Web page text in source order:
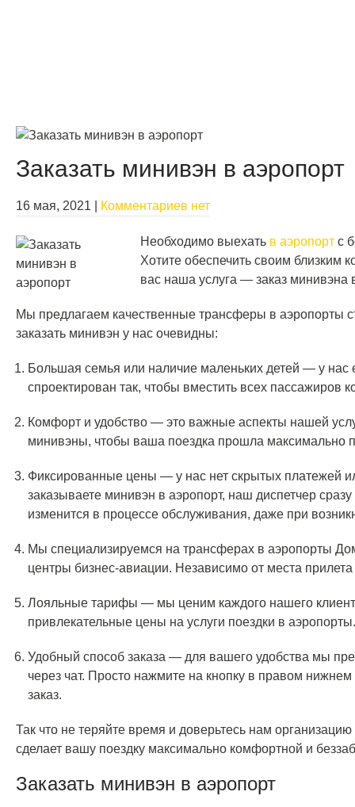
Заказать минивэн в аэропорт
16 мая, 2021 Комментариев нет
Необходимо выехать в аэропорт с
Хотите обеспечить своим близким
вас наша услуга — заказ минивэна
Мы предлагаем качественные трансферы в аэропорты
заказать минивэн у нас очевидны:
Большая семья или наличие маленьких детей — у
спроектирован так, чтобы вместить всех пассажиров
Комфорт и удобство — это важные аспекты нашей
минивэны, чтобы ваша поездка прошла максимально
Фиксированные цены — у нас нет скрытых платежей
заказываете минивэн в аэропорт, наш диспетчер
изменится в процессе обслуживания, даже при
Мы специализируемся на трансферах в аэропорты
центры бизнес-авиации. Независимо от места
Лояльные тарифы — мы ценим каждого нашего
привлекательные цены на услуги поездки в аэропорты.
Удобный способ заказа — для вашего удобства мы
через чат. Просто нажмите на кнопку в правом
заказ.
Так что не теряйте время и доверьтесь нам
сделает вашу поездку максимально комфортной и
Заказать минивэн в аэропорт